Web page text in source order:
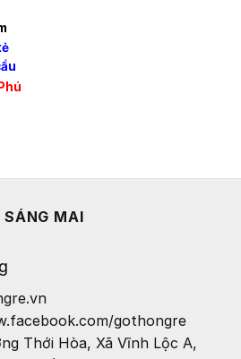
SÁNG MAI
gothongre
Thới Hòa, Xã Vĩnh Lộc A,